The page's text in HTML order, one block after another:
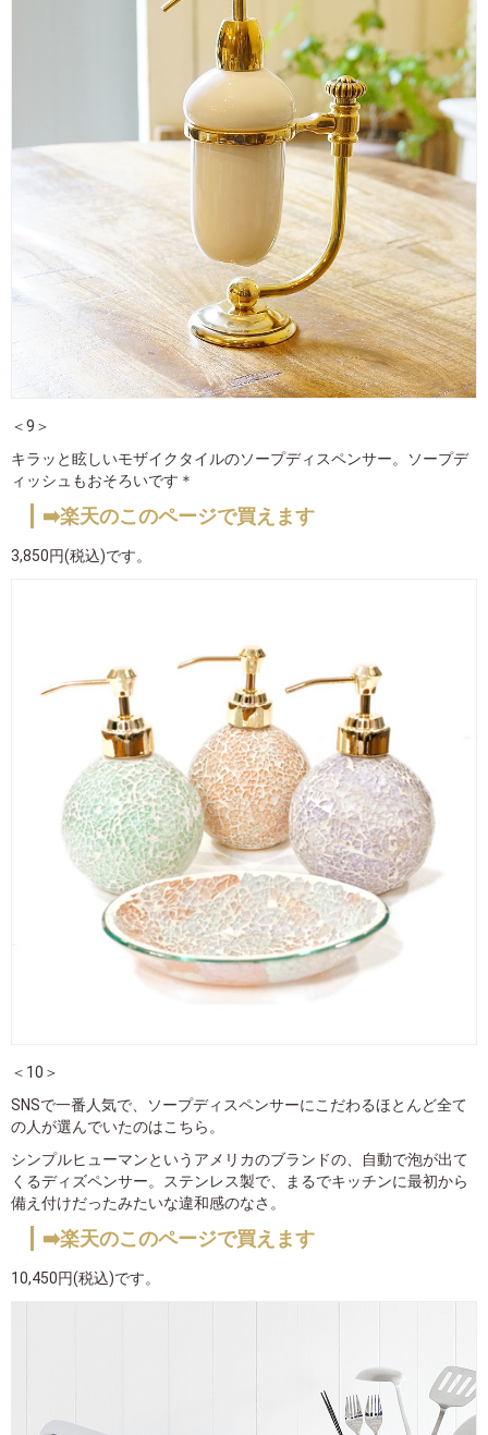
＜9＞
キラッと眩しいモザイクタイルのソープディスペンサー。ソープデ
ィッシュもおそろいです＊
➡️楽天のこのページで買えます
3,850円(税込)です。
＜10＞
SNSで一番人気で、ソープディスペンサーにこだわるほとんど全て
の人が選んでいたのはこちら。
シンプルヒューマンというアメリカのブランドの、自動で泡が出て
くるディズペンサー。ステンレス製で、まるでキッチンに最初から
備え付けだったみたいな違和感のなさ。
➡️楽天のこのページで買えます
10,450円(税込)です。